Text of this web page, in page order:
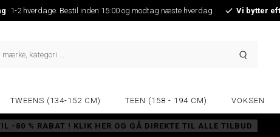
1-2 hverdage. Bestil inden 15:00 og modtag næste hverdag Vi bytter
TWEENS (134-152 CM) TEEN (158 - 194 CM) VOKSEN
-80 % RABAT ! KLIK HER OG GÅ DIREKTE TIL ALLE TILBUD